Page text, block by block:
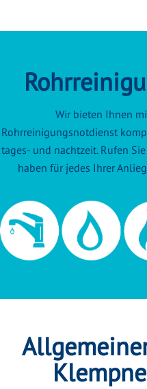
Wir bieten Ihnen
Rohrreinigungsnotdienst
tages- und nachtzeit. Rufen
haben für jedes Ihrer